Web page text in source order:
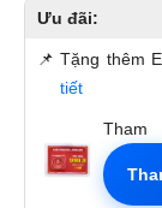
Ưu đãi:
📌 Tặng thêm
tiết